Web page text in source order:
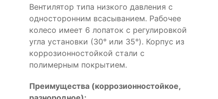
Вентилятор типа низкого давления с
односторонним всасыванием. Рабочее
колесо имеет 6 лопаток с регулировкой
угла установки (30° или 35°). Корпус из
коррозионностойкой стали с
полимерным покрытием.
Преимущества (коррозионностойкое,